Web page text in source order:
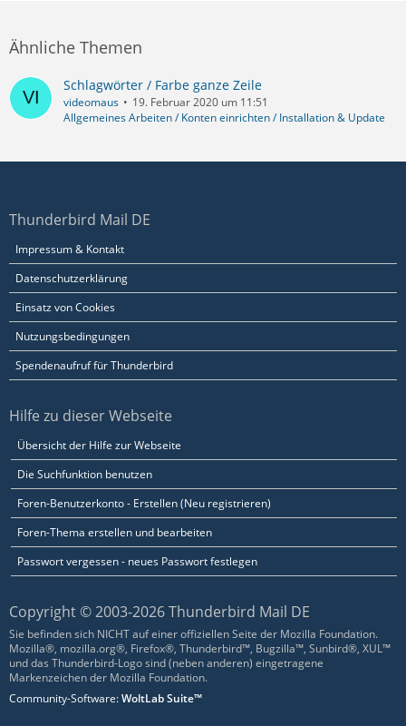
Ähnliche Themen
Schlagwörter / Farbe ganze Zeile
videomaus
19. Februar 2020 um 11:51
Allgemeines Arbeiten / Konten einrichten / Installation & Update
Thunderbird Mail DE
Impressum & Kontakt
Datenschutzerklärung
Einsatz von Cookies
Nutzungsbedingungen
Spendenaufruf für Thunderbird
Hilfe zu dieser Webseite
Übersicht der Hilfe zur Webseite
Die Suchfunktion benutzen
Foren-Benutzerkonto - Erstellen (Neu registrieren)
Foren-Thema erstellen und bearbeiten
Passwort vergessen - neues Passwort festlegen
Copyright © 2003-2026 Thunderbird Mail DE
Sie befinden sich NICHT auf einer offiziellen Seite der Mozilla Foundation.
Mozilla®, mozilla.org®, Firefox®, Thunderbird™, Bugzilla™, Sunbird®, XUL™
und das Thunderbird-Logo sind (neben anderen) eingetragene
Markenzeichen der Mozilla Foundation.
Community-Software:WoltLab Suite™